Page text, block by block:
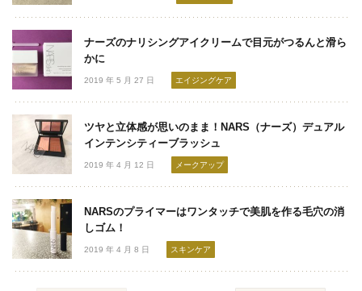
ナーズのナリシングアイクリームで目元がつるんと滑ら
かに
2019 年 5 月 27 日 エイジングケア
ツヤと立体感が思いのまま！NARS（ナーズ）デュアル
インテンシティーブラッシュ
2019 年 4 月 12 日 メークアップ
NARSのプライマーはワンタッチで美肌を作る毛穴の消
しゴム！
2019 年 4 月 8 日 スキンケア